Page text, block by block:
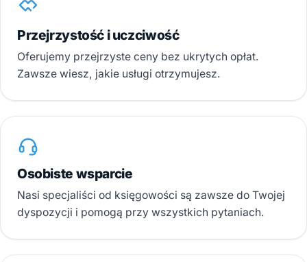
Przejrzystość i uczciwość
Oferujemy przejrzyste ceny bez ukrytych opłat.
Zawsze wiesz, jakie usługi otrzymujesz.
Osobiste wsparcie
Nasi specjaliści od księgowości są zawsze do Twojej
dyspozycji i pomogą przy wszystkich pytaniach.